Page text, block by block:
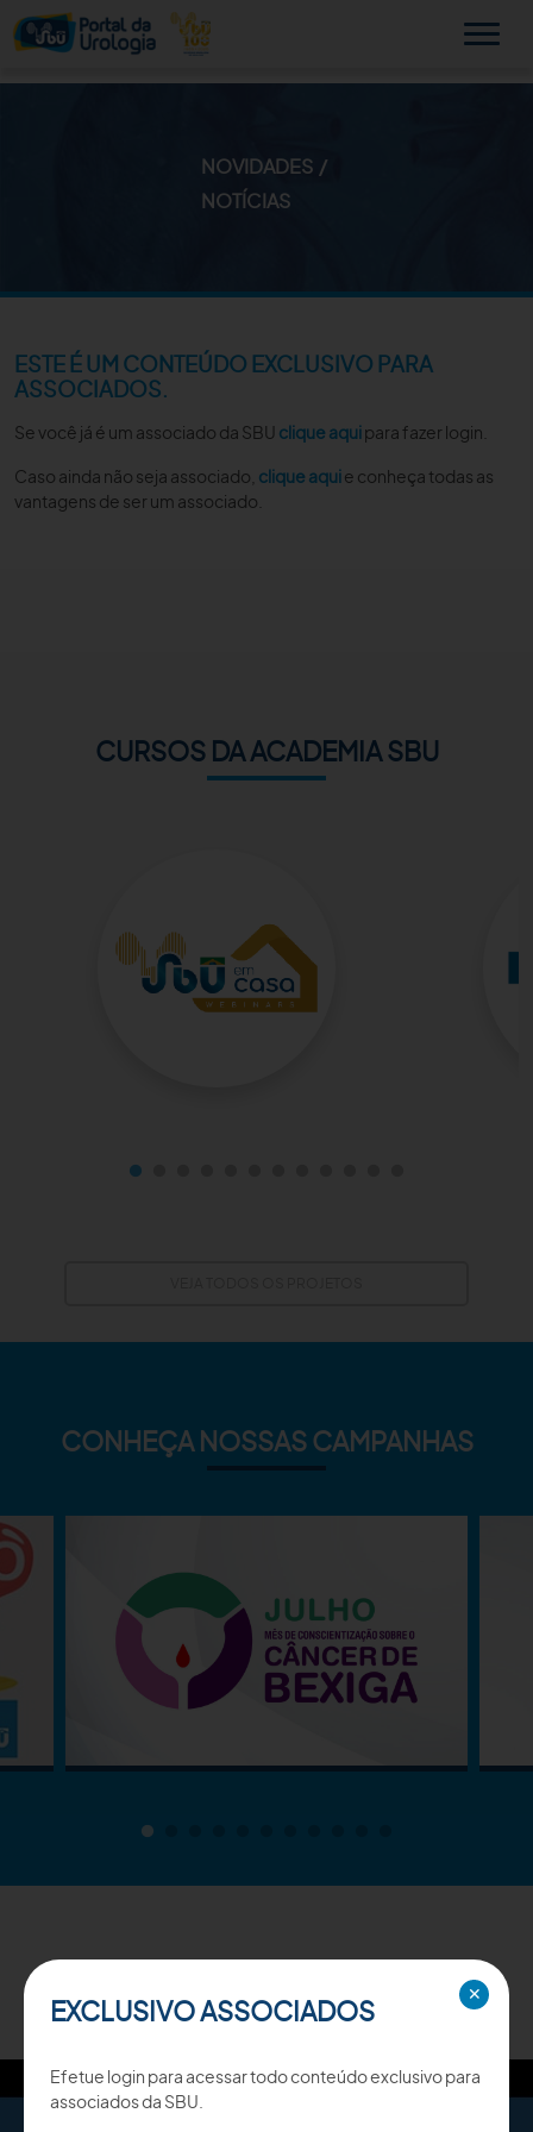
PUBLICAÇÕES
SBU NO CONSULTÓRIO
EDUCAÇÃO CONTINUADA
NOVIDADES
NOTÍCIAS
ESTE É UM CONTEÚDO EXCLUSIVO PARA
ASSOCIADOS.
Se você já é um associado da SBU clique aquipara fazer login.
Caso ainda não seja associado, clique aquie conheça todas as
vantagens de ser um associado.
CURSOS DA ACADEMIA SBU
CONHEÇA NOSSAS CAMPANHAS
✕
EXCLUSIVO ASSOCIADOS
Efetue login para acessar todo conteúdo exclusivo para
associados da SBU.